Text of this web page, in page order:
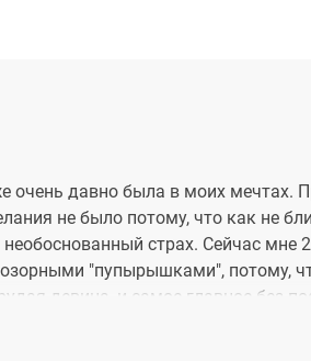
очень давно была в моих мечтах.
не было потому, что как не
страх. Сейчас мне
"пупырышками", потому,
девица, и самое главное без